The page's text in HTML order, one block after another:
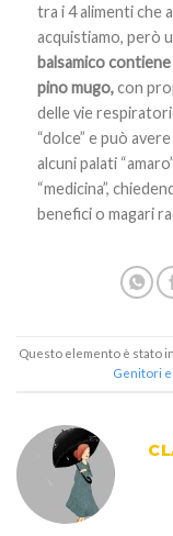
tra i 4 alimenti che
acquistiamo, però
balsamico
pino mugo,con
delle vie
“dolce” e può
alcuni palati
“medicina”,
benefici o magari
Questo elemento è stato
Genitori e